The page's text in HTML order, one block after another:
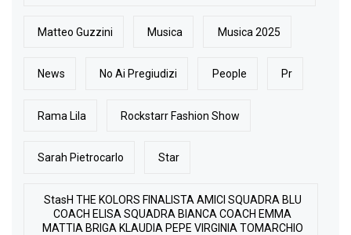
Matteo Guzzini Musica Musica 2025
News No Ai Pregiudizi People Pr
Rama Lila Rockstarr Fashion Show
Sarah Pietrocarlo Star
StasH THE KOLORS FINALISTA AMICI SQUADRA BLU
COACH ELISA SQUADRA BIANCA COACH EMMA
MATTIA BRIGA KLAUDIA PEPE VIRGINIA TOMARCHIO